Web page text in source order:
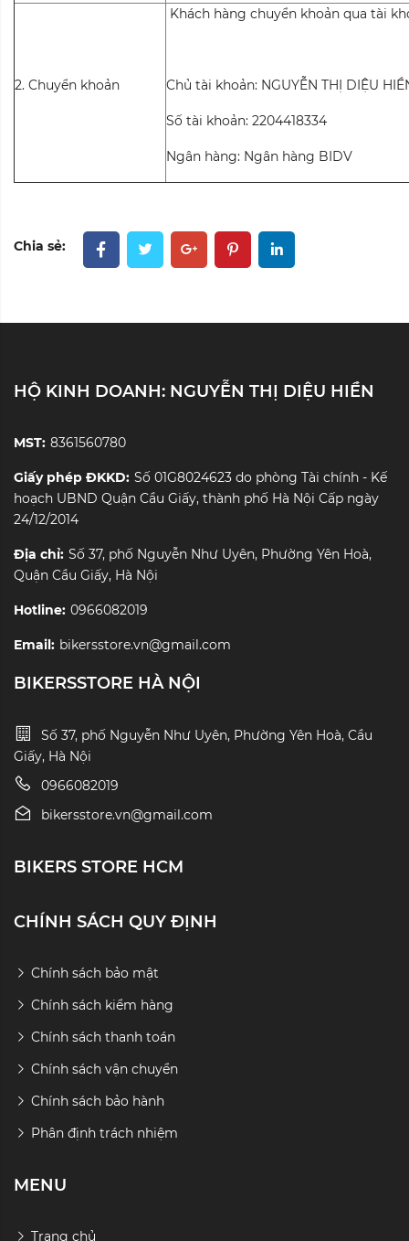
2. Chuyển khoản
Khách hàng chuyển khoản qua tài
Chủ tài khoản: NGUYỄN THỊ DIỆU
Số tài khoản: 2204418334
Ngân hàng: Ngân hàng BIDV
Chia sẻ:
HỘ KINH DOANH: NGUYỄN THỊ DIỆU HIỀN
MST: 8361560780
Giấy phép ĐKKD: Số 01G8024623 do phòng Tài chính - Kế
hoạch UBND Quận Cầu Giấy, thành phố Hà Nội Cấp ngày
24/12/2014
Địa chỉ: Số 37, phố Nguyễn Như Uyên, Phường Yên Hoà,
Quận Cầu Giấy, Hà Nội
Hotline: 0966082019
Email: bikersstore.vn@gmail.com
BIKERSSTORE HÀ NỘI
Số 37, phố Nguyễn Như Uyên, Phường Yên Hoà, Cầu
Giấy, Hà Nội
0966082019
bikersstore.vn@gmail.com
BIKERS STORE HCM
CHÍNH SÁCH QUY ĐỊNH
Chính sách bảo mật
Chính sách kiểm hàng
Chính sách thanh toán
Chính sách vận chuyển
Chính sách bảo hành
Phân định trách nhiệm
MENU
Trang chủ